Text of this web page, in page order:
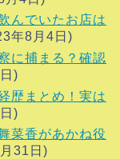
んでいたお店は
年8月4日)
に捕まる？確認
)
歴まとめ！実は
)
菜香があかね役
31日)